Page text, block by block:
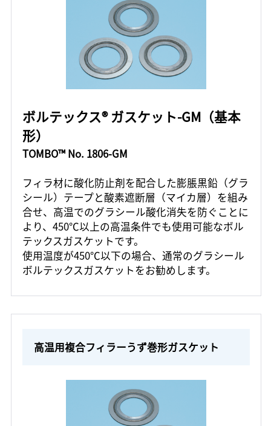
ボルテックス® ガスケット-GM（基本
形）
TOMBO™ No. 1806-GM
フィラ材に酸化防止剤を配合した膨脹黒鉛（グラ
シール）テープと酸素遮断層（マイカ層）を組み
合せ、高温でのグラシール酸化消失を防ぐことに
より、450℃以上の高温条件でも使用可能なボル
テックスガスケットです。
使用温度が450℃以下の場合、通常のグラシール
ボルテックスガスケットをお勧めします。
高温用複合フィラーうず巻形ガスケット